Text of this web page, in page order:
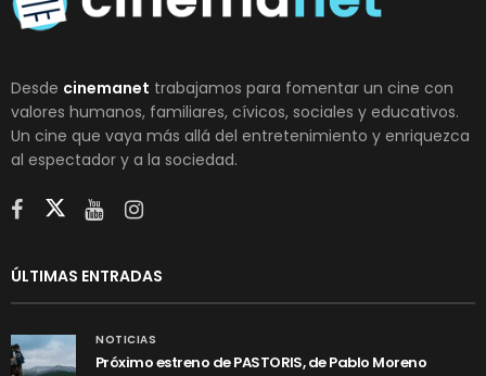
Desde cinemanet trabajamos para fomentar un cine con
valores humanos, familiares, cívicos, sociales y educativos.
Un cine que vaya más allá del entretenimiento y enriquezca
al espectador y a la sociedad.
ÚLTIMAS ENTRADAS
NOTICIAS
Próximo estreno de PASTORIS, de Pablo Moreno